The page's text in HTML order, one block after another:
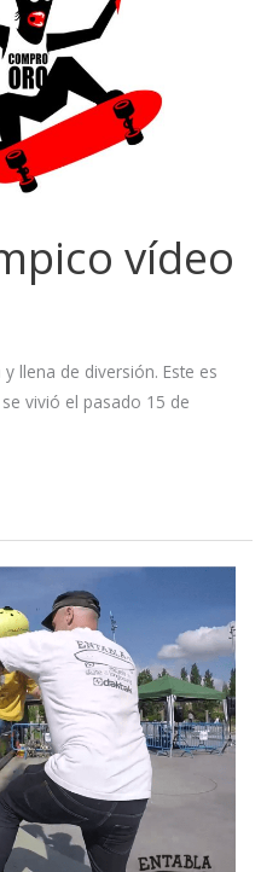
vídeo
llena de diversión. Este es
vivió el pasado 15 de